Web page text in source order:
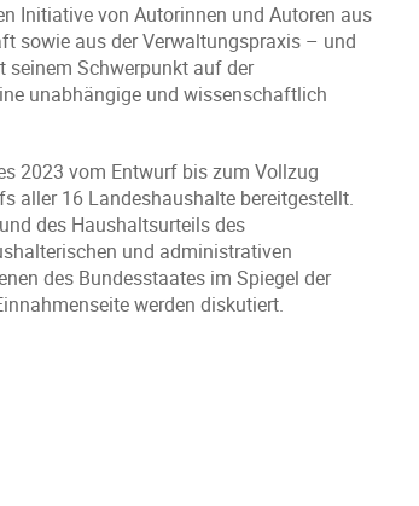
Initiative von Autorinnen und Autoren aus
sowie aus der Verwaltungspraxis – und
seinem Schwerpunkt auf der
unabhängige und wissenschaftlich
2023 vom Entwurf bis zum Vollzug
aller 16 Landeshaushalte bereitgestellt.
des Haushaltsurteils des
und administrativen
des Bundesstaates im Spiegel der
werden diskutiert.